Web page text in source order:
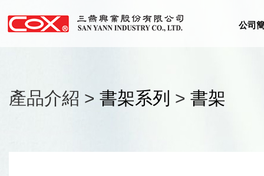
公司
產品介紹 > 書架系列 > 書架